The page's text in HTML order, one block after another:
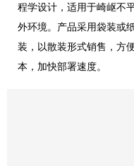
程学设计，适用于崎岖不
外环境。产品采用袋装或
装，以散装形式销售，方
本，加快部署速度。